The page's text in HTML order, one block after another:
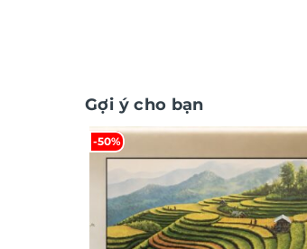
Gợi ý cho bạn
-50%